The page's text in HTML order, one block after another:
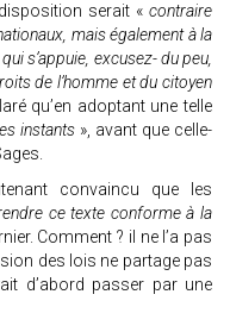
serait « contraire
mais également à la
s’appuie, excusez- du peu,
de l’homme et du citoyen
qu’en adoptant une telle
instants », avant que celle-
convaincu que les
ce texte conforme à la
Comment ? il ne l’a pas
des lois ne partage pas
d’abord passer par une